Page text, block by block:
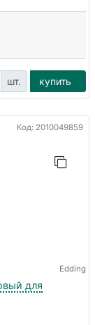
шт. купить
Код: 2010049859
Edding
для